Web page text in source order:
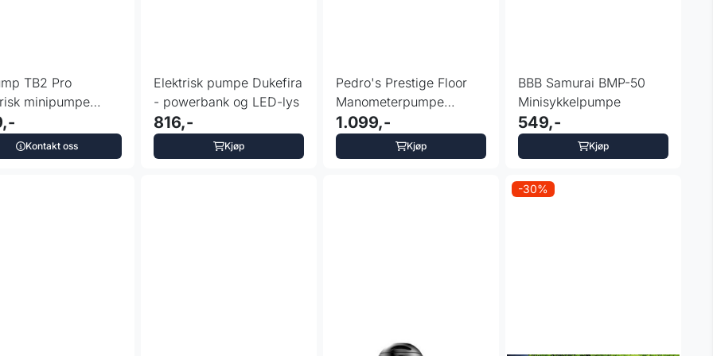
TB2 Pro
minipumpe
120 PSI
Kontakt oss
Elektrisk pumpe Dukefira
- powerbank og LED-lys
816,-
Kjøp
Pedro's Prestige Floor
Manometerpumpe
oransje
1.099,-
Kjøp
BBB Samurai BMP-50
Minisykkelpumpe
549,-
Kjøp
-30%